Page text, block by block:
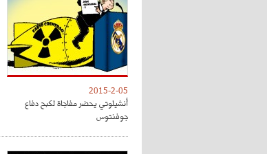
2015-2-05
أنشيلوتي يحضر مفاجاة لكبح دفاع
جوفنتوس